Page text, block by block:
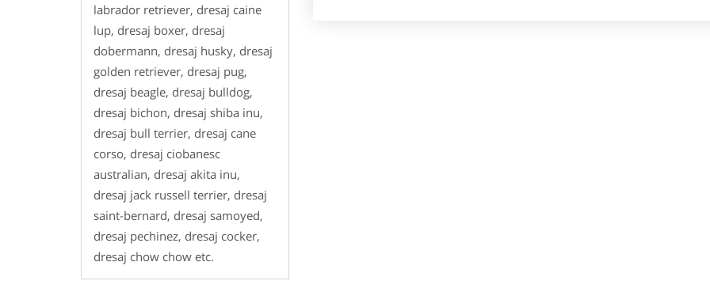
labrador retriever, dresaj caine
lup, dresaj boxer, dresaj
dobermann, dresaj husky, dresaj
golden retriever, dresaj pug,
dresaj beagle, dresaj bulldog,
dresaj bichon, dresaj shiba inu,
dresaj bull terrier, dresaj cane
corso, dresaj ciobanesc
australian, dresaj akita inu,
dresaj jack russell terrier, dresaj
saint-bernard, dresaj samoyed,
dresaj pechinez, dresaj cocker,
dresaj chow chow etc.